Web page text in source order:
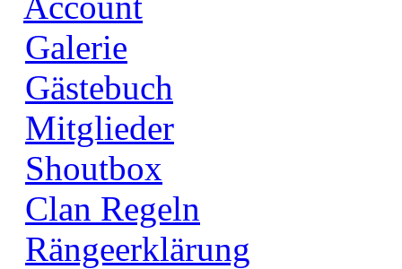
Galerie
Gästebuch
Mitglieder
Shoutbox
Clan Regeln
Rängeerklärung